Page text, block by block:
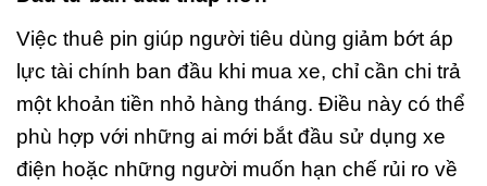
Việc thuê pin giúp người tiêu dùng giảm bớt áp
lực tài chính ban đầu khi mua xe, chỉ cần chi trả
một khoản tiền nhỏ hàng tháng. Điều này có thể
phù hợp với những ai mới bắt đầu sử dụng xe
điện hoặc những người muốn hạn chế rủi ro về